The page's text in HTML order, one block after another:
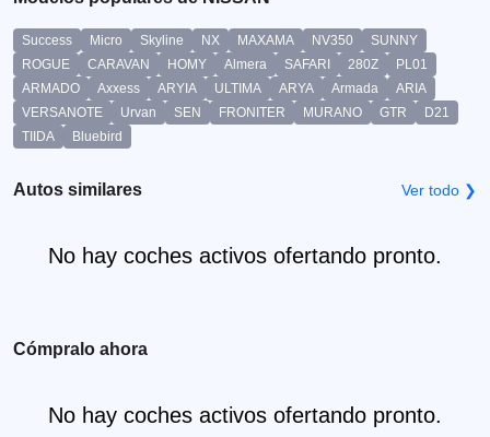
Success Micro Skyline NX MAXAMA NV350
SUNNY
ROGUE
CARAVAN HOMY Almera SAFARI 280Z
PL01
ARMADO
Axxess ARYIA ULTIMA ARYA Armada
ARIA
VERSANOTE
Urvan SEN FRONITER MURANO GTR
D21
TIIDA
Bluebird
Autos similares Ver todo ❯
No hay coches activos ofertando pronto.
Cómpralo ahora
No hay coches activos ofertando pronto.